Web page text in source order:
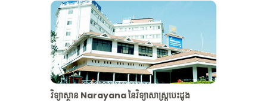
វិទ្យាស្ថាន Narayana នៃវិទ្យាសាស្រ្តបេះដូង